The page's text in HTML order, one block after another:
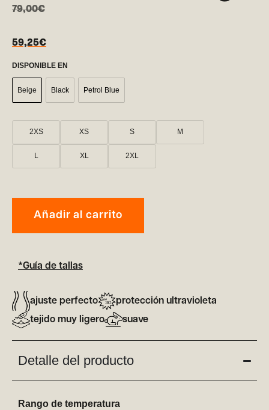
79,00€
59,25€
DISPONIBLE EN
Beige Black Petrol Blue
2XS XS S M
L XL 2XL
Añadir al carrito
*Guía de tallas
ajuste perfecto
protección ultravioleta
tejido muy ligero
suave
Detalle del producto
Rango de temperatura